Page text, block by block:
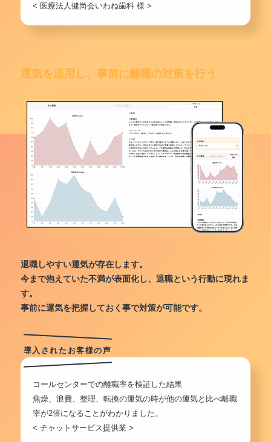
< 医療法人健尚会いわね歯科 様 >
運気を活用し、事前に離職の対策を行う
退職しやすい運気が存在します。
今まで抱えていた不満が表面化し、退職という行動に現れま
す。
事前に運気を把握しておく事で対策が可能です。
導入されたお客様の声
コールセンターでの離職率を検証した結果
焦燥、浪費、整理、転換の運気の時が他の運気と比べ離職
率が2倍になることがわかりました。
< チャットサービス提供業 >